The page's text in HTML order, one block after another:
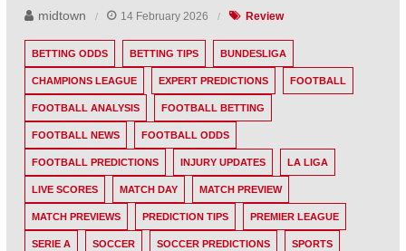
midtown 14 February 2026 Review
BETTING ODDS BETTING TIPS BUNDESLIGA
CHAMPIONS LEAGUE EXPERT PREDICTIONS FOOTBALL
FOOTBALL ANALYSIS FOOTBALL BETTING
FOOTBALL NEWS FOOTBALL ODDS
FOOTBALL PREDICTIONS INJURY UPDATES LA LIGA
LIVE SCORES MATCH DAY MATCH PREVIEW
MATCH PREVIEWS PREDICTION TIPS PREMIER LEAGUE
SERIE A SOCCER SOCCER PREDICTIONS SPORTS